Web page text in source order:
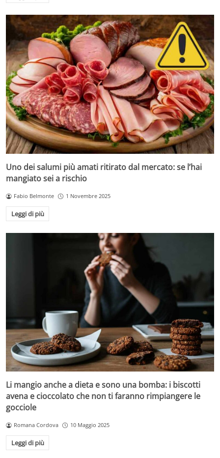
Uno dei salumi più amati ritirato dal mercato: se l’hai
mangiato sei a rischio
Fabio Belmonte 1 Novembre 2025
Leggi di più
Li mangio anche a dieta e sono una bomba: i biscotti
avena e cioccolato che non ti faranno rimpiangere le
gocciole
Romana Cordova 10 Maggio 2025
Leggi di più